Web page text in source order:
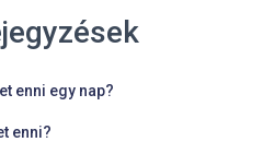
enni egy nap?
enni?